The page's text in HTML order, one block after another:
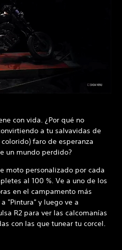
con vida. ¿Por qué no
a tu salvavidas de
faro de esperanza
un mundo perdido?
moto personalizado por cada
al 100 %. Ve a uno de los
en el campamento más
"Pintura" y luego ve a
R2 para ver las calcomanías
con las que tunear tu corcel.